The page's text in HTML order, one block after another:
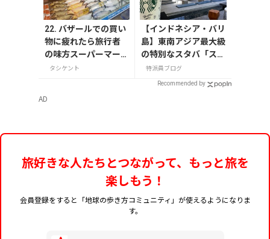
22. バザールでの買い
物に疲れたら旅行者
の味方スーパーマー
ケットへ！タシケン
タシケント
【インドネシア・バリ
島】東南アジア最大級
の特別なスタバ「スタ
ーバックスリザーブⓇ
デワタバリ」
特派員ブログ
Recommended by
AD
旅好きな人たちとつながって、もっと旅を
楽しもう！
会員登録をすると「地球の歩き方コミュニティ」が使えるようになりま
す。